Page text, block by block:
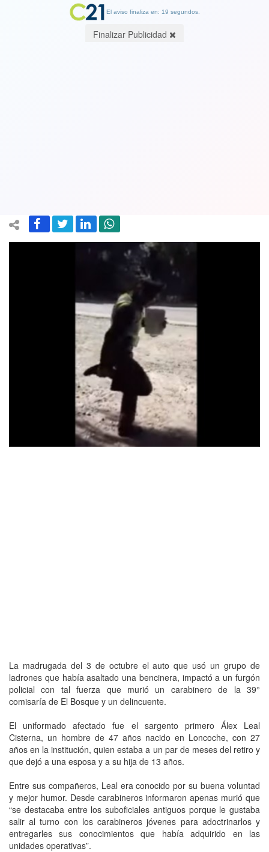
La madrugada del 3 de octubre el auto que usó un grupo de
ladrones que había asaltado una bencinera, impactó a un furgón
policial con tal fuerza que murió un carabinero de la 39°
comisaría de El Bosque y un delincuente.
El uniformado afectado fue el sargento primero Álex Leal
Cisterna, un hombre de 47 años nacido en Loncoche, con 27
años en la institución, quien estaba a un par de meses del retiro y
que dejó a una esposa y a su hija de 13 años.
Entre sus compañeros, Leal era conocido por su buena voluntad
y mejor humor. Desde carabineros informaron apenas murió que
“se destacaba entre los suboficiales antiguos porque le gustaba
salir al turno con los carabineros jóvenes para adoctrinarlos y
entregarles sus conocimientos que había adquirido en las
unidades operativas”.
El aviso finaliza en: 19 segundos.
Finalizar Publicidad